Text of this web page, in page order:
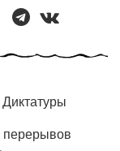
перерывов